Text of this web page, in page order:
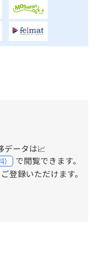
データは📈
） で閲覧できます。
登録いただけます。